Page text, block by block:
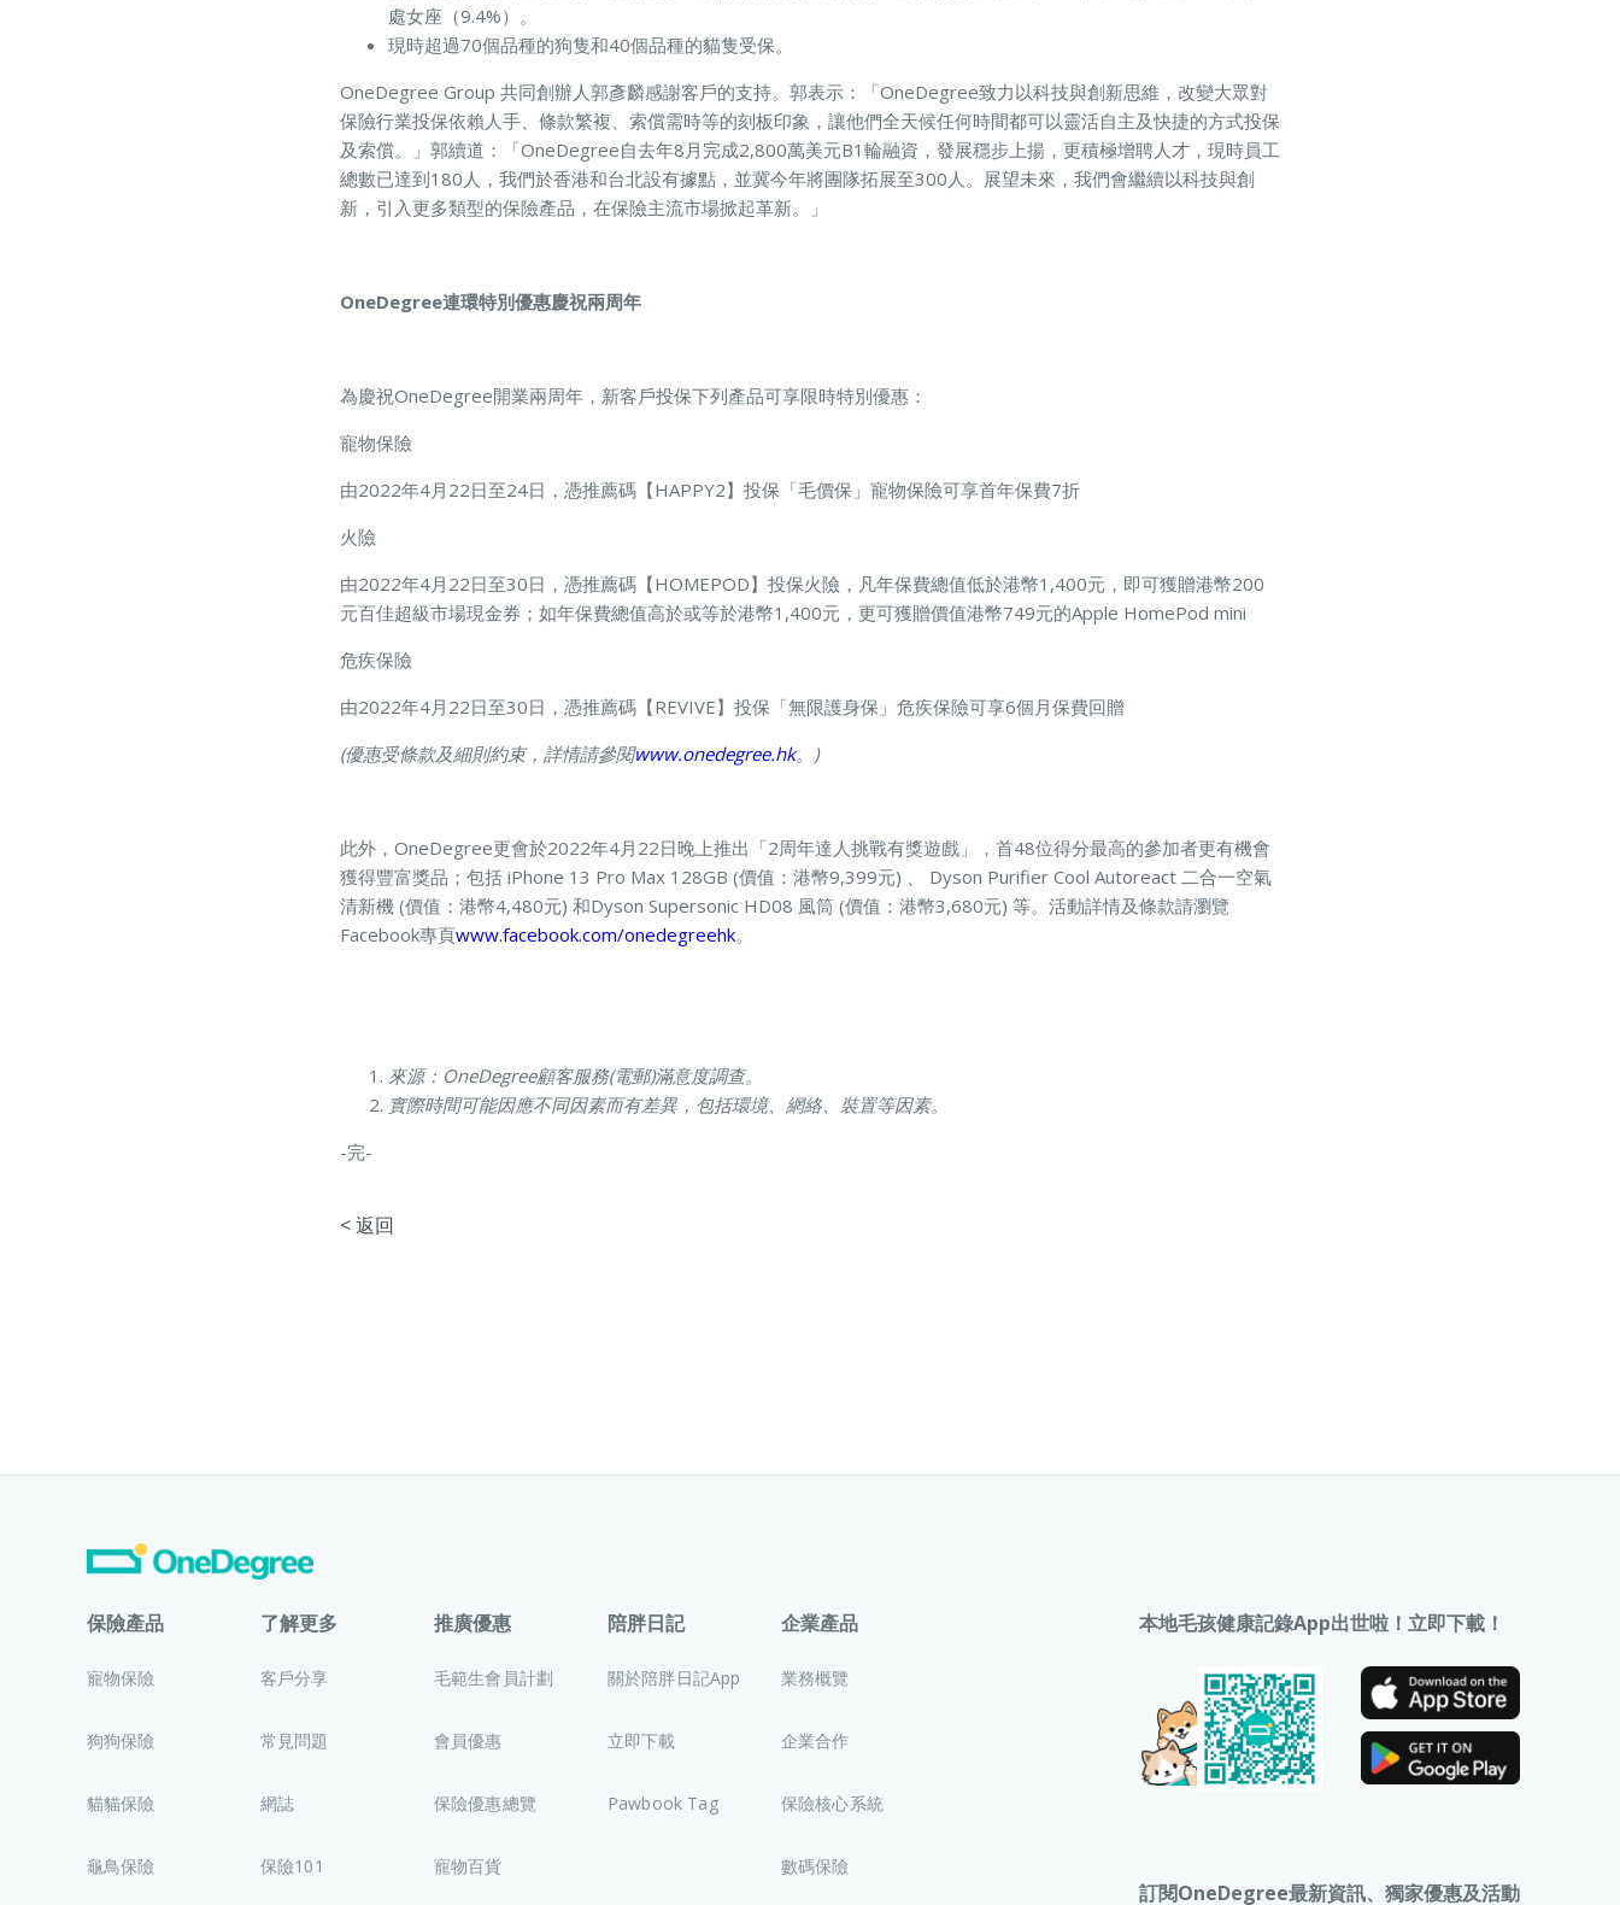
處女座（9.4%）。
現時超過70個品種的狗隻和40個品種的貓隻受保。
OneDegree Group 共同創辦人郭彥麟感謝客戶的支持。郭表示：「OneDegree致力以科技與創新思維，改變大眾對
保險行業投保依賴人手、條款繁複、索償需時等的刻板印象，讓他們全天候任何時間都可以靈活自主及快捷的方式投保
及索償。」郭續道：「OneDegree自去年8月完成2,800萬美元B1輪融資，發展穩步上揚，更積極增聘人才，現時員工
總數已達到180人，我們於香港和台北設有據點，並冀今年將團隊拓展至300人。展望未來，我們會繼續以科技與創
新，引入更多類型的保險產品，在保險主流市場掀起革新。」
OneDegree連環特別優惠慶祝兩周年
為慶祝OneDegree開業兩周年，新客戶投保下列產品可享限時特別優惠：
寵物保險
由2022年4月22日至24日，憑推薦碼【HAPPY2】投保「毛價保」寵物保險可享首年保費7折
火險
由2022年4月22日至30日，憑推薦碼【HOMEPOD】投保火險，凡年保費總值低於港幣1,400元，即可獲贈港幣200
元百佳超級市場現金券；如年保費總值高於或等於港幣1,400元，更可獲贈價值港幣749元的Apple HomePod mini
危疾保險
由2022年4月22日至30日，憑推薦碼【REVIVE】投保「無限護身保」危疾保險可享6個月保費回贈
(優惠受條款及細則約束，詳情請參閱www.onedegree.hk。)
此外，OneDegree更會於2022年4月22日晚上推出「2周年​達人挑戰有獎遊戲」，首48位得分最高的參加者更有機會
獲得豐富獎品；包括 iPhone 13 Pro Max 128GB (價值：港幣9,399元)​ 、 Dyson Purifier Cool Autoreact 二合一空氣
清新機 ​(價值：港幣4,480元) 和Dyson Supersonic HD08 風筒 ​(價值：港幣3,680元) 等。活動詳情及條款請瀏覽
Facebook專頁www.facebook.com/onedegreehk。
來源：OneDegree顧客服務(電郵)滿意度調查。
實際時間可能因應不同因素而有差異，包括環境、網絡、裝置等因素。
-完-
< 返回
保險產品
寵物保險
狗狗保險
貓貓保險
龜鳥保險
了解更多
客戶分享
常見問題
網誌
保險101
推廣優惠
毛範生會員計劃
會員優惠
保險優惠總覽
寵物百貨
陪胖日記
關於陪胖日記App
立即下載
Pawbook Tag
企業產品
業務概覽
企業合作
保險核心系統
數碼保險
本地毛孩健康記錄App出世啦！立即下載！
訂閱OneDegree最新資訊、獨家優惠及活動